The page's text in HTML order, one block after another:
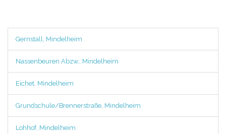
Gernstall, Mindelheim
Nassenbeuren Abzw., Mindelheim
Eichet, Mindelheim
Grundschule/Brennerstraße, Mindelheim
Lohhof, Mindelheim